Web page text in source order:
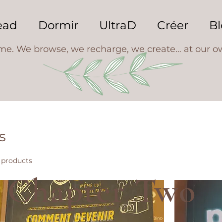
Dormir UltraD Créer
We browse, we recharge, we create… at our
Chapter Two